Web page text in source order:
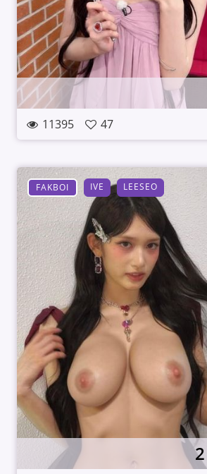
11395 47
FAKBOI IVE LEESEO
2